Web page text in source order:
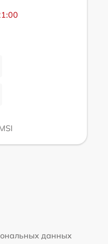
данных